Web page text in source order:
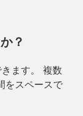
？
ます。 複数
をスペースで